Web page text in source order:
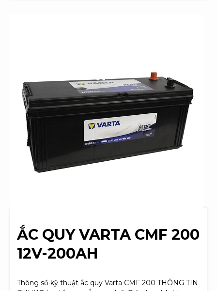
ẮC QUY VARTA CMF 200
12V-200AH
Thông số kỹ thuật ắc quy Varta CMF 200 THÔNG TIN